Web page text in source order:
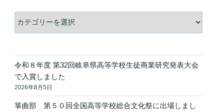
テ
ー
令和８年度 第32回岐阜県高等学校生徒商業研究発表大会
で入賞しました
2026年8月5日
箏曲部 第５０回全国高等学校総合文化祭に出場しまし